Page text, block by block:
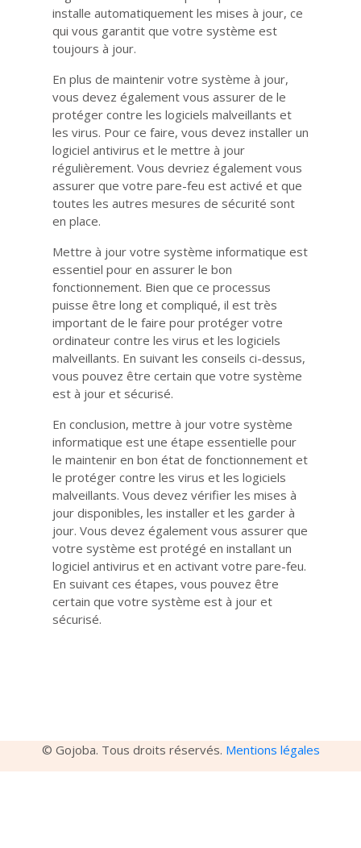
installe automatiquement les mises à jour, ce
qui vous garantit que votre système est
toujours à jour.
En plus de maintenir votre système à jour,
vous devez également vous assurer de le
protéger contre les logiciels malveillants et
les virus. Pour ce faire, vous devez installer un
logiciel antivirus et le mettre à jour
régulièrement. Vous devriez également vous
assurer que votre pare-feu est activé et que
toutes les autres mesures de sécurité sont
en place.
Mettre à jour votre système informatique est
essentiel pour en assurer le bon
fonctionnement. Bien que ce processus
puisse être long et compliqué, il est très
important de le faire pour protéger votre
ordinateur contre les virus et les logiciels
malveillants. En suivant les conseils ci-dessus,
vous pouvez être certain que votre système
est à jour et sécurisé.
En conclusion, mettre à jour votre système
informatique est une étape essentielle pour
le maintenir en bon état de fonctionnement et
le protéger contre les virus et les logiciels
malveillants. Vous devez vérifier les mises à
jour disponibles, les installer et les garder à
jour. Vous devez également vous assurer que
votre système est protégé en installant un
logiciel antivirus et en activant votre pare-feu.
En suivant ces étapes, vous pouvez être
certain que votre système est à jour et
sécurisé.
© Gojoba. Tous droits réservés. Mentions légales